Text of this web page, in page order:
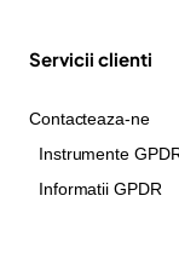
Servicii clienti
Contacteaza-ne
Instrumente
Informatii GPDR